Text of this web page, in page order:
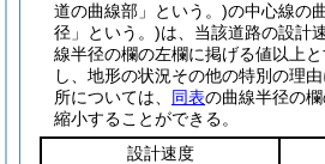
道の曲線部」という。)の中心線の
径」という。)は、当該道路の設計
線半径の欄の左欄に掲げる値以上と
し、地形の状況その他の特別の理
所については、 同表の曲線半径の
縮小することができる。
設計速度